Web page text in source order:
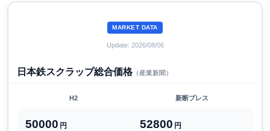
MARKET DATA
Update: 2026/08/06
日本鉄スクラップ総合価格（産業新聞）
H2 新断プレス
50000 円 52800 円